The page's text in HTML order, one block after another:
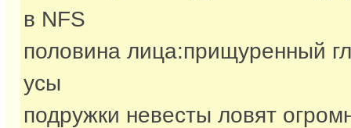
в NFS
половина лица:прищуренный
усы
подружки невесты ловят